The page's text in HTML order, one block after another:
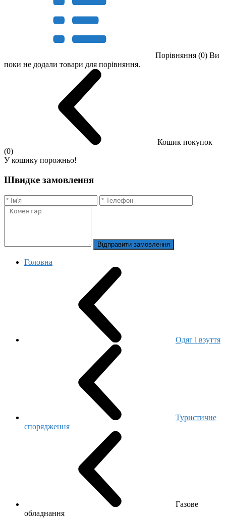
Порівняння (0) Ви
поки не додали товари для порівняння.
Кошик покупок
(0)
У кошику порожньо!
Швидке замовлення
Відправити замовлення
Головна
Одяг і взуття
Туристичне
спорядження
Газове
обладнання